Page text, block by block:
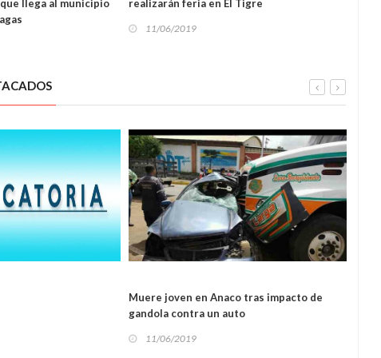
llega al municipio
realizarán feria en El Tigre
11/06/2019
SUCESOS
Muere joven en Anaco tras impacto de
gandola contra un auto
11/06/2019